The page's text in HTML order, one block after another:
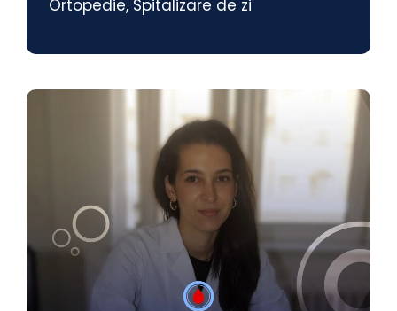
Ortopedie, Spitalizare de zi